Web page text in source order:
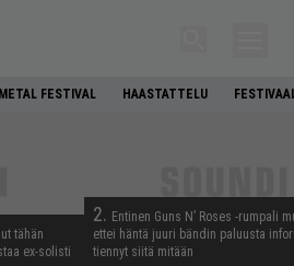
FESTIVAL HAASTATTELU
tähän
ex-solisti
2. Entinen Guns N’ Roses -rumpali
ettei häntä juuri bändin paluusta
tiennyt siitä mitään